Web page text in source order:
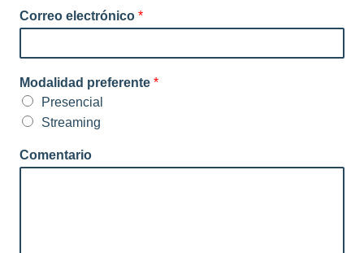
Correo electrónico *
Modalidad preferente *
Presencial
Streaming
Comentario